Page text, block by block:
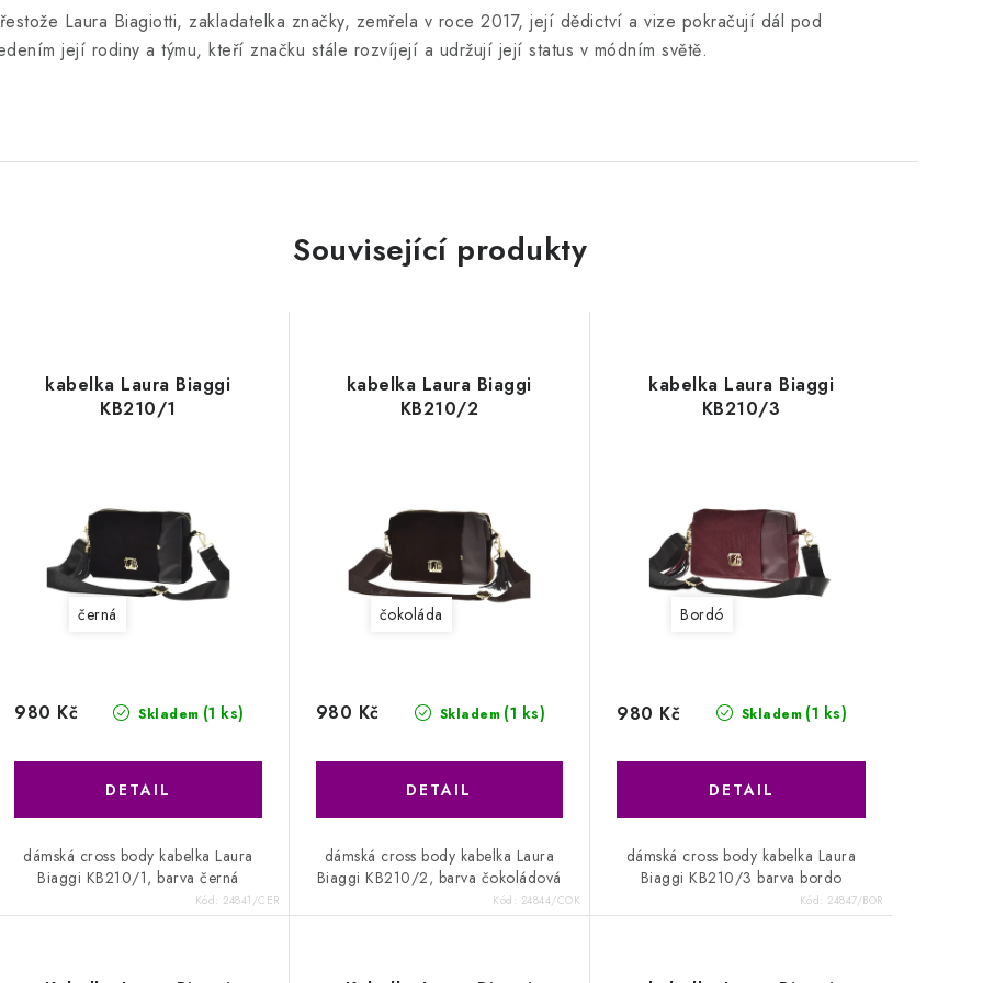
Laura Biagiotti, zakladatelka značky, zemřela v roce 2017, její dědictví a vize pokračují dál pod
její rodiny a týmu, kteří značku stále rozvíjejí a udržují její status v módním světě.
Související produkty
kabelka Laura Biaggi
KB210/1
černá
Skladem (1 ks)
980 Kč
dámská cross body kabelka Laura
Biaggi KB210/1, barva černá
Kód: 24841/CER
kabelka Laura Biaggi
KB210/2
čokoláda
Skladem (1 ks)
980 Kč
dámská cross body kabelka Laura
Biaggi KB210/2, barva čokoládová
Kód: 24844/COK
kabelka Laura Biaggi
KB210/3
Bordó
Skladem (1 ks)
980 Kč
dámská cross body kabelka Laura
Biaggi KB210/3 barva bordo
Kód: 24847/BOR